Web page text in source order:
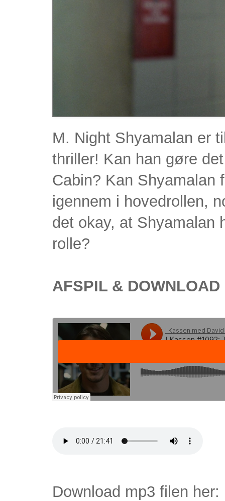
M. Night Shyamalan er
thriller! Kan han gøre
Cabin? Kan
igennem i hovedrollen,
det okay, at Shyamalan
rolle?
AFSPIL & DOWNLOAD
Download mp3 filen her: